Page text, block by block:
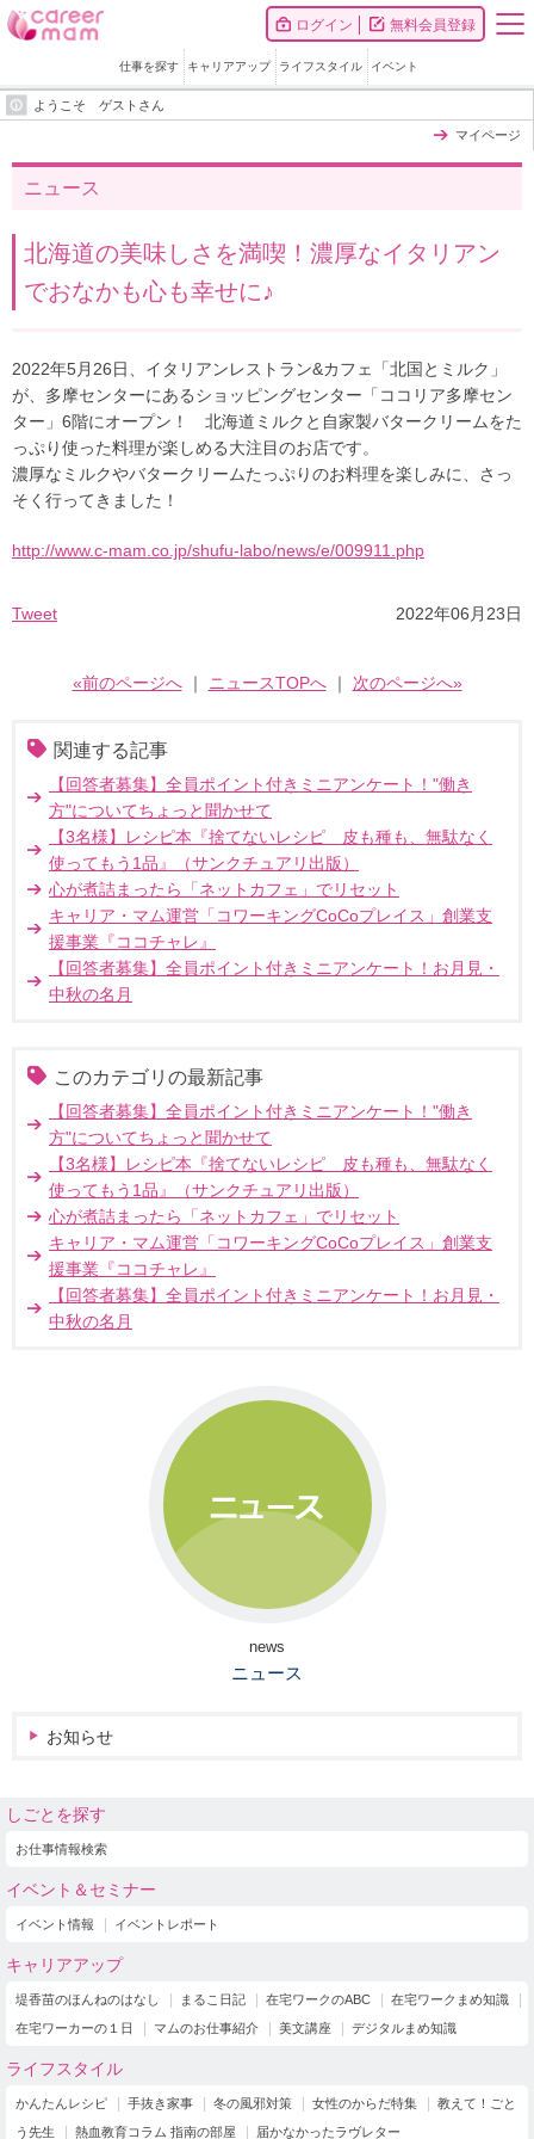
ログイン 無料会員登録
仕事を探す キャリアアップ ライフスタイル イベント
ようこそ ゲストさん
マイページ
ニュース
北海道の美味しさを満喫！濃厚なイタリアン
でおなかも心も幸せに♪
2022年5月26日、イタリアンレストラン&カフェ「北国とミルク」
が、多摩センターにあるショッピングセンター「ココリア多摩セン
ター」6階にオープン！ 北海道ミルクと自家製バタークリームをた
っぷり使った料理が楽しめる大注目のお店です。
濃厚なミルクやバタークリームたっぷりのお料理を楽しみに、さっ
そく行ってきました！
http://www.c-mam.co.jp/shufu-labo/news/e/009911.php
Tweet 2022年06月23日
«前のページへ｜ ニュースTOPへ｜ 次のページへ»
関連する記事
【回答者募集】全員ポイント付きミニアンケート！"働き
方"についてちょっと聞かせて
【3名様】レシピ本『捨てないレシピ 皮も種も、無駄なく
使ってもう1品』（サンクチュアリ出版）
心が煮詰まったら「ネットカフェ」でリセット
キャリア・マム運営「コワーキングCoCoプレイス」創業支
援事業『ココチャレ』
【回答者募集】全員ポイント付きミニアンケート！お月見・
中秋の名月
このカテゴリの最新記事
【回答者募集】全員ポイント付きミニアンケート！"働き
方"についてちょっと聞かせて
【3名様】レシピ本『捨てないレシピ 皮も種も、無駄なく
使ってもう1品』（サンクチュアリ出版）
心が煮詰まったら「ネットカフェ」でリセット
キャリア・マム運営「コワーキングCoCoプレイス」創業支
援事業『ココチャレ』
【回答者募集】全員ポイント付きミニアンケート！お月見・
中秋の名月
news
ニュース
お知らせ
しごとを探す
お仕事情報検索
イベント＆セミナー
イベント情報 イベントレポート
キャリアアップ
堤香苗のほんねのはなし まるこ日記 在宅ワークのABC
在宅ワークまめ知識
在宅ワーカーの１日
マムのお仕事紹介 美文講座 デジタルまめ知識
ライフスタイル
かんたんレシピ 手抜き家事 冬の風邪対策 女性のからだ特集
教えて！ごと
う先生
熱血教育コラム 指南の部屋 届かなかったラヴレター